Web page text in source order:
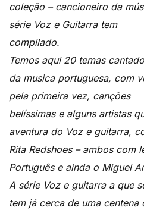
coleção – cancioneiro da
série Voz e Guitarra tem
compilado.
Temos aqui 20 temas
da musica portuguesa, com
pela primeira vez, canções
belíssimas e alguns artistas
aventura do Voz e guitarra,
Rita Redshoes – ambos com
Português e ainda o Miguel
A série Voz e guitarra a que
tem já cerca de uma centena